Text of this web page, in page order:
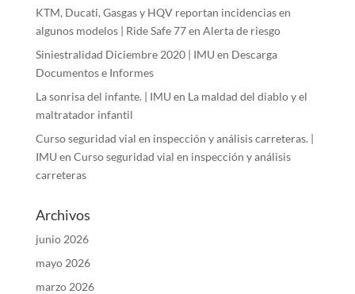
KTM, Ducati, Gasgas y HQV reportan incidencias en
algunos modelos | Ride Safe 77en Alerta de riesgo
Siniestralidad Diciembre 2020 | IMU en Descarga
Documentos e Informes
La sonrisa del infante. | IMU en La maldad del diablo y el
maltratador infantil
Curso seguridad vial en inspección y análisis carreteras. |
IMU en Curso seguridad vial en inspección y análisis
carreteras
Archivos
junio 2026
mayo 2026
marzo 2026